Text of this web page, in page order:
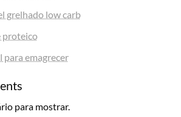
grelhado low carb
proteico
para emagrecer
para mostrar.